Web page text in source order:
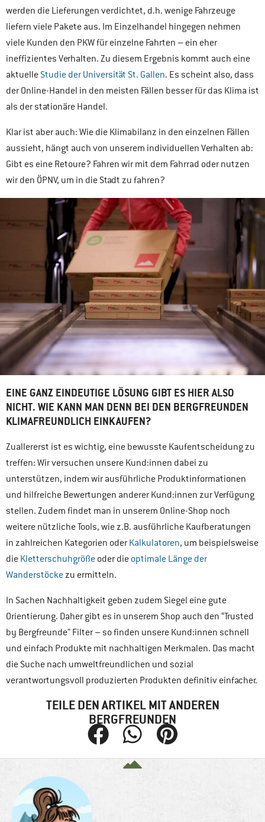
werden die Lieferungen verdichtet, d.h. wenige Fahrzeuge
liefern viele Pakete aus. Im Einzelhandel hingegen nehmen
viele Kunden den PKW für einzelne Fahrten – ein eher
ineffizientes Verhalten. Zu diesem Ergebnis kommt auch eine
aktuelle Studie der Universität St. Gallen. Es scheint also, dass
der Online-Handel in den meisten Fällen besser für das Klima ist
als der stationäre Handel.
Klar ist aber auch: Wie die Klimabilanz in den einzelnen Fällen
aussieht, hängt auch von unserem individuellen Verhalten ab:
Gibt es eine Retoure? Fahren wir mit dem Fahrrad oder nutzen
wir den ÖPNV, um in die Stadt zu fahren?
EINE GANZ EINDEUTIGE LÖSUNG GIBT ES HIER ALSO
NICHT. WIE KANN MAN DENN BEI DEN BERGFREUNDEN
KLIMAFREUNDLICH EINKAUFEN?
Zuallererst ist es wichtig, eine bewusste Kaufentscheidung zu
treffen: Wir versuchen unsere Kund:innen dabei zu
unterstützen, indem wir ausführliche Produktinformationen
und hilfreiche Bewertungen anderer Kund:innen zur Verfügung
stellen. Zudem findet man in unserem Online-Shop noch
weitere nützliche Tools, wie z.B. ausführliche Kaufberatungen
in zahlreichen Kategorien oder Kalkulatoren, um beispielsweise
die Kletterschuhgröße oder die optimale Länge der
Wanderstöckezu ermitteln.
In Sachen Nachhaltigkeit geben zudem Siegel eine gute
Orientierung. Daher gibt es in unserem Shop auch den “Trusted
by Bergfreunde” Filter – so finden unsere Kund:innen schnell
und einfach Produkte mit nachhaltigen Merkmalen. Das macht
die Suche nach umweltfreundlichen und sozial
verantwortungsvoll produzierten Produkten definitiv einfacher.
TEILE DEN ARTIKEL MIT ANDEREN
BERGFREUNDEN